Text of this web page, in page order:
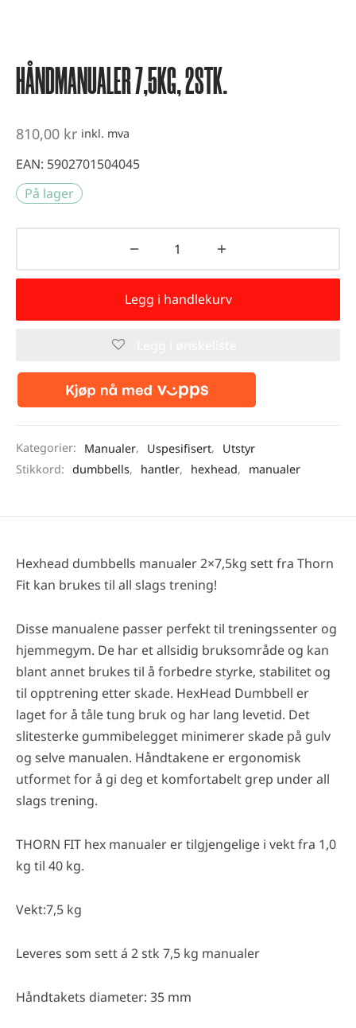
HÅNDMANUALER 7,5KG, 2STK.
810,00 kr inkl. mva
EAN: 5902701504045
På lager
Legg i handlekurv
Kategorier: Manualer, Uspesifisert,
Utstyr
Stikkord: dumbbells, hantler, hexhead, manualer
Hexhead dumbbells manualer 2×7,5kg sett fra Thorn
Fit kan brukes til all slags trening!
Disse manualene passer perfekt til treningssenter og
hjemmegym. De har et allsidig bruksområde og kan
blant annet brukes til å forbedre styrke, stabilitet og
til opptrening etter skade. HexHead Dumbbell er
laget for å tåle tung bruk og har lang levetid. Det
slitesterke gummibelegget minimerer skade på gulv
og selve manualen. Håndtakene er ergonomisk
utformet for å gi deg et komfortabelt grep under all
slags trening.
THORN FIT hex manualer er tilgjengelige i vekt fra 1,0
kg til 40 kg.
Vekt:7,5 kg
Leveres som sett á 2 stk 7,5 kg manualer
Håndtakets diameter: 35 mm
utstyr